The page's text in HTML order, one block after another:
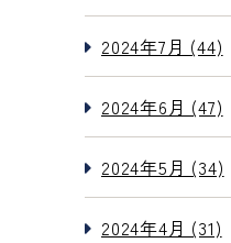
2024年7月 (44)
2024年6月 (47)
2024年5月 (34)
2024年4月 (31)